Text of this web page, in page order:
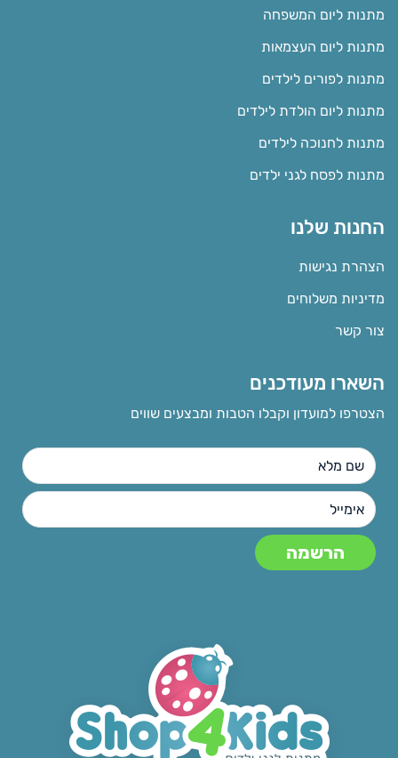
מתנות ליום המשפחה
מתנות ליום העצמאות
מתנות לפורים לילדים
מתנות ליום הולדת לילדים
מתנות לחנוכה לילדים
מתנות לפסח לגני ילדים
החנות שלנו
הצהרת נגישות
מדיניות משלוחים
צור קשר
השארו מעודכנים
הצטרפו למועדון וקבלו הטבות ומבצעים שווים